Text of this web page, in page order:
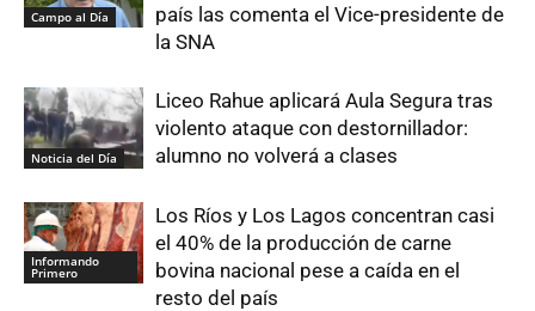
Campo al Día
país las comenta el Vice-presidente de
la SNA
Noticia del Día
Liceo Rahue aplicará Aula Segura tras
violento ataque con destornillador:
alumno no volverá a clases
Informando
Primero
Los Ríos y Los Lagos concentran casi
el 40% de la producción de carne
bovina nacional pese a caída en el
resto del país